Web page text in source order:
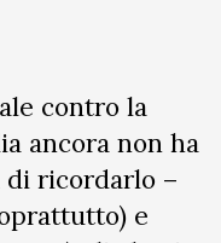
contro la
ancora non ha
di ricordarlo –
e